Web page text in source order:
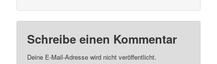
Schreibe einen Kommentar
Deine E-Mail-Adresse wird nicht veröffentlicht.